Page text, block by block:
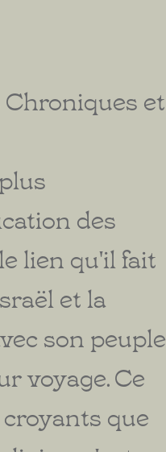
Chroniques et
des
lien qu'il fait
et la
son peuple
voyage. Ce
que